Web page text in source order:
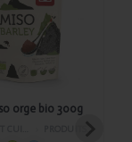
bio
orge bio 300g
PRODUITS ORIENTAUX